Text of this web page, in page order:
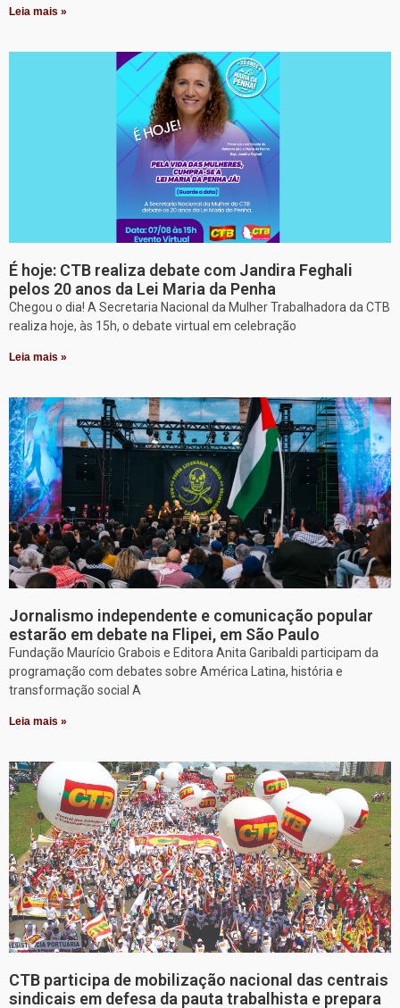
Leia mais »
É hoje: CTB realiza debate com Jandira Feghali
pelos 20 anos da Lei Maria da Penha
Chegou o dia! A Secretaria Nacional da Mulher Trabalhadora da CTB
realiza hoje, às 15h, o debate virtual em celebração
Leia mais »
Jornalismo independente e comunicação popular
estarão em debate na Flipei, em São Paulo
Fundação Maurício Grabois e Editora Anita Garibaldi participam da
programação com debates sobre América Latina, história e
transformação social A
Leia mais »
CTB participa de mobilização nacional das centrais
sindicais em defesa da pauta trabalhista e prepara